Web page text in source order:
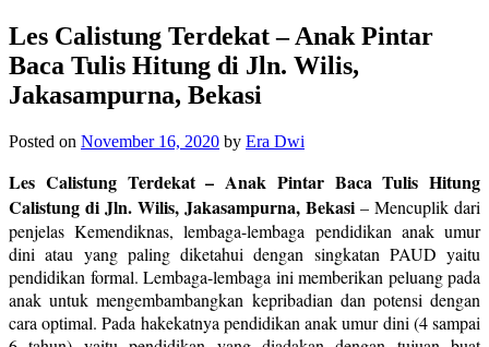
Les Calistung Terdekat – Anak Pintar
Baca Tulis Hitung di Jln. Wilis,
Jakasampurna, Bekasi
Posted on November 16, 2020 by Era Dwi
Les Calistung Terdekat – Anak Pintar Baca Tulis Hitung
Calistung di Jln. Wilis, Jakasampurna, Bekasi – Mencuplik dari
penjelas Kemendiknas, lembaga-lembaga pendidikan anak umur
dini atau yang paling diketahui dengan singkatan PAUD yaitu
pendidikan formal. Lembaga-lembaga ini memberikan peluang pada
anak untuk mengembambangkan kepribadian dan potensi dengan
cara optimal. Pada hakekatnya pendidikan anak umur dini (4 sampai